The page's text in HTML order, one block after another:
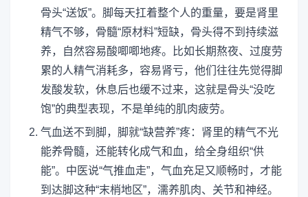
骨头“送饭”。脚每天扛着整个人的重量，要是肾里
精气不够，骨髓“原材料”短缺，骨头得不到持续滋
养，自然容易酸唧唧地疼。比如长期熬夜、过度劳
累的人精气消耗多，容易肾亏，他们往往先觉得脚
发酸发软，休息后也缓不过来，这就是骨头“没吃
饱”的典型表现，不是单纯的肌肉疲劳。
气血送不到脚，脚就“缺营养”疼：肾里的精气不光
能养骨髓，还能转化成气和血，给全身组织“供
能”。中医说“气推血走”，气血充足又顺畅时，才能
到达脚这种“末梢地区”，濡养肌肉、关节和神经。